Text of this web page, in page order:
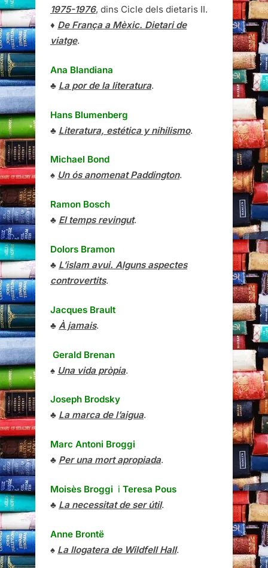
1975-1976, dins Cicle dels dietaris II.
♦ De França a Mèxic. Dietari de
viatge.
Ana Blandiana
♣ La por de la literatura.
Hans Blumenberg
♣ Literatura, estética y nihilismo.
Michael Bond
♠ Un ós anomenat Paddington.
Ramon Bosch
♣ El temps revingut.
Dolors Bramon
♣ L’islam avui. Alguns aspectes
controvertits.
Jacques Brault
♣ À jamais.
Gerald Brenan
♠ Una vida pròpia.
Joseph Brodsky
♣ La marca de l’aigua.
Marc Antoni Broggi
♣ Per una mort apropiada.
Moisès Broggi i Teresa Pous
♣ La necessitat de ser útil.
Anne Brontë
♠ La llogatera de Wildfell Hall.